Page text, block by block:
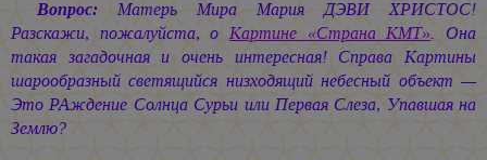
Вопрос: Матерь Мира Мария ДЭВИ ХРИСТОС!
Разскажи, пожалуйста, оКартине «Страна КМТ». Она
такая загадочная и очень интересная! Справа Картины
шарообразный светящийся низходящий небесный объект —
Это РАждение Солнца Сурьи или Первая Слеза, Упавшая на
Землю?